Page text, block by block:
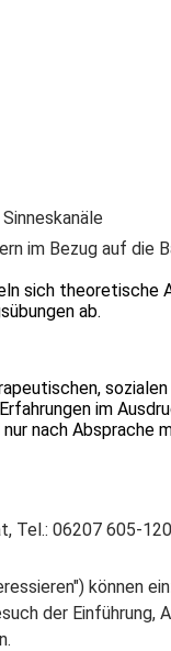
im Bezug auf die
sich theoretische
ab.
sozialen
im
nach Absprache
Tel.: 06207 605-
können
der Einführung,